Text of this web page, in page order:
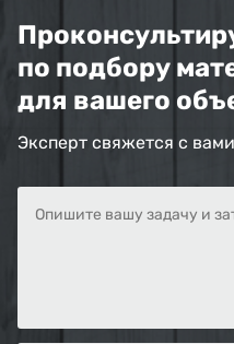
по подбору
для вашего
Эксперт свяжется с